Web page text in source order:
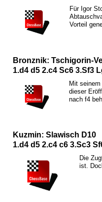
Für Igor
Vorteil
Bronznik: Tschigorin-
1.d4 d5 2.c4 Sc6 3.Sf3 L
Mit
dieser
nach f4
Kuzmin: Slawisch D10
1.d4 d5 2.c4 c6 3.Sc3 S
Die
ist.